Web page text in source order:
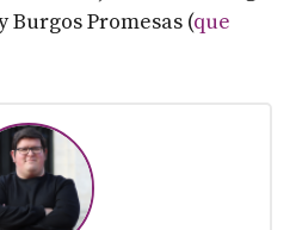
Burgos Promesas (que